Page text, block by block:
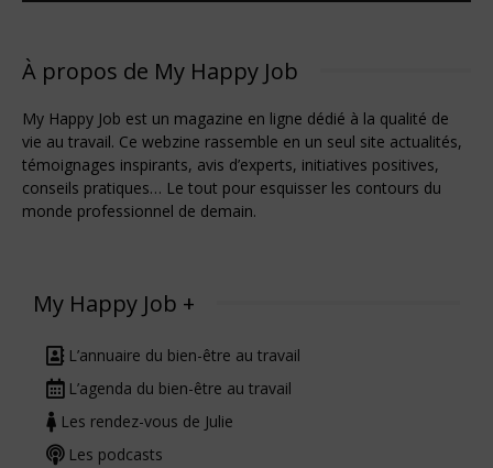
À propos de My Happy Job
My Happy Job est un magazine en ligne dédié à la qualité de
vie au travail. Ce webzine rassemble en un seul site actualités,
témoignages inspirants, avis d’experts, initiatives positives,
conseils pratiques… Le tout pour esquisser les contours du
monde professionnel de demain.
My Happy Job +
L’annuaire du bien-être au travail
L’agenda du bien-être au travail
Les rendez-vous de Julie
Les podcasts